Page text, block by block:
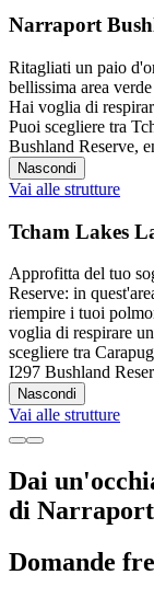
Narraport
Ritagliati un paio
bellissima area
Hai voglia di
Puoi scegliere tra
Bushland Reserve,
Nascondi
Vai alle strutture
Tcham Lakes
Approfitta del tuo
Reserve: in
riempire i tuoi
voglia di respirare
scegliere tra
I297 Bushland
Nascondi
Vai alle strutture
Dai
di
Domande